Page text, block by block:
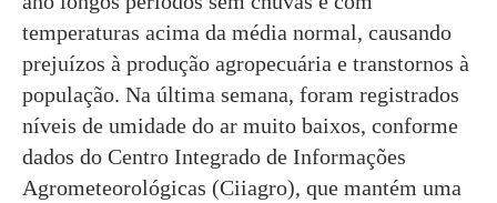
temperaturas acima da média normal, causando
prejuízos à produção agropecuária e transtornos à
população. Na última semana, foram registrados
níveis de umidade do ar muito baixos, conforme
dados do Centro Integrado de Informações
Agrometeorológicas (Ciiagro), que mantém uma